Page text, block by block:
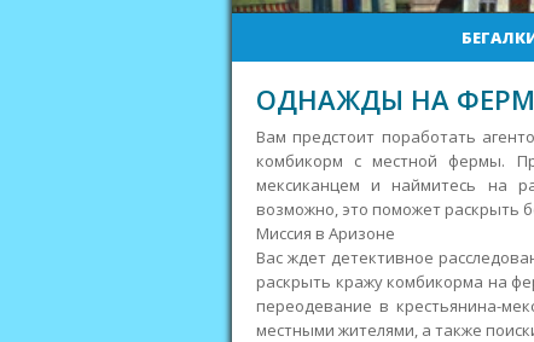
ОДНАЖДЫ НА
Вам предстоит поработать
комбикорм с местной фермы.
мексиканцем и наймитесь на
возможно, это поможет раскрыть
Миссия в Аризоне
Вас ждет детективное
раскрыть кражу комбикорма на
переодевание в крестьянина-
местными жителями, а также